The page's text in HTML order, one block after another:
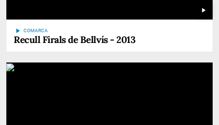
play_arrow
play_arrow COMARCA
Recull Firals de Bellvís - 2013